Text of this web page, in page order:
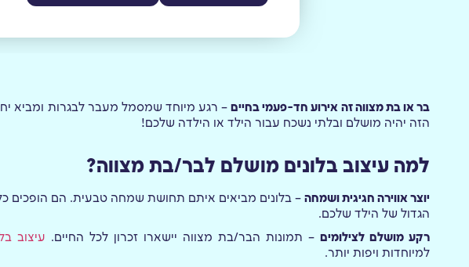
בר או בת מצווה זה אירוע חד-פעמי בחיים– רגע מיוחד שמסמל מעבר לבגרות ומביא
הזה יהיה מושלם ובלתי נשכח עבור הילד או הילדה שלכם!
למה עיצוב בלונים מושלם לבר/בת מצווה?
יוצר אווירה חגיגית ושמחה – בלונים מביאים איתם תחושת שמחה טבעית. הם הופכים
הגדול של הילד שלכם.
רקע מושלם לצילומים– תמונות הבר/בת מצווה יישארו זכרון לכל החיים. עיצוב
למיוחדות ויפות יותר.